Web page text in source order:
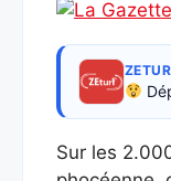
Sur les